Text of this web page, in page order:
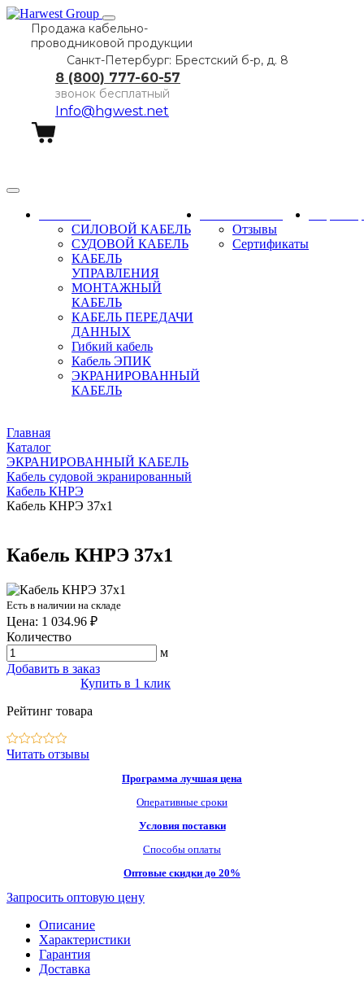
Продажа кабельно-
проводниковой продукции
Санкт-Петербург: Брестский б-р, д. 8
8 (800) 777-60-57
звонок бесплатный
Info@hgwest.net
СИЛОВОЙ КАБЕЛЬ
СУДОВОЙ КАБЕЛЬ
КАБЕЛЬ
УПРАВЛЕНИЯ
МОНТАЖНЫЙ
КАБЕЛЬ
КАБЕЛЬ ПЕРЕДАЧИ
ДАННЫХ
Гибкий кабель
Кабель ЭПИК
ЭКРАНИРОВАННЫЙ
КАБЕЛЬ
Отзывы
Сертификаты
Главная
Каталог
ЭКРАНИРОВАННЫЙ КАБЕЛЬ
Кабель судовой экранированный
Кабель КНРЭ
Кабель КНРЭ 37х1
Кабель КНРЭ 37х1
Есть в наличии на складе
Цена: 1 034.96 ₽
Количество
м
Добавить в заказ
Купить в 1 клик
Рейтинг товара
Читать отзывы
Программа лучшая цена
Оперативные сроки
Условия поставки
Способы оплаты
Оптовые скидки до 20%
Запросить оптовую цену
Описание
Характеристики
Гарантия
Доставка